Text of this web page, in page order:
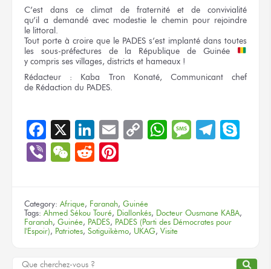
C’est dansce climat de fraternité
et de convivialité
qu’il a demandé avec modestie le chemin pour rejoindre
le littoral.
Tout porte à croire que le PADES s’est implanté dans toutes
les sous-préfectures
de la République
de Guinée
y compris ses villages, districts et hameaux !
Rédacteur : Kaba Tron Konaté, Communicant chef
de Rédaction du PADES.
Facebook
X LinkedIn
EmailCopyWhatsApp
Message
ViberWeChat
Reddit
Category: Afrique, Faranah, Guinée
Tags: Ahmed Sékou Touré, Diallonkés, Docteur Ousmane KABA,
Faranah, Guinée, PADES, PADES (Parti des Démocrates pour
l'Espoir), Patriotes, Sotiguikèmo, UKAG, Visite